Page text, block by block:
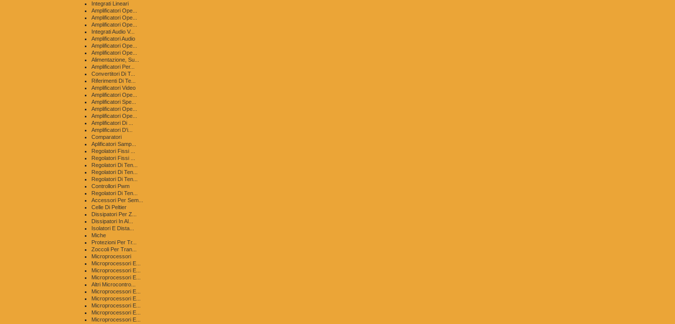
Integrati Lineari
Amplificatori Ope...
Amplificatori Ope...
Amplificatori Ope...
Integrati Audio V...
Amplificatori Audio
Amplificatori Ope...
Amplificatori Ope...
Alimentazione, Su...
Amplificatori Per...
Convertitori Di T...
Riferimenti Di Te...
Amplificatori Video
Amplificatori Ope...
Amplificatori Spe...
Amplificatori Ope...
Amplificatori Ope...
Amplificatori Di ...
Amplificatori D'i...
Comparatori
Aplificatori Samp...
Regolatori Fissi ...
Regolatori Fissi ...
Regolatori Di Ten...
Regolatori Di Ten...
Regolatori Di Ten...
Controllori Pwm
Regolatori Di Ten...
Accessori Per Sem...
Celle Di Peltier
Dissipatori Per Z...
Dissipatori In Al...
Isolatori E Dista...
Miche
Protezioni Per Tr...
Zoccoli Per Tran...
Microprocessori
Microprocessori E...
Microprocessori E...
Microprocessori E...
Altri Microcontro...
Microprocessori E...
Microprocessori E...
Microprocessori E...
Microprocessori E...
Microprocessori E...